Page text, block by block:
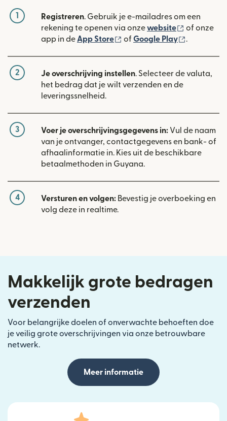
1 Registreren. Gebruik je e-mailadres om een
rekening te openen via onzewebsite (wordt
of onze
app in deApp Store (wordt geopend in een
of Google Play (wordt
.
2 Je overschrijving instellen. Selecteer de valuta,
het bedrag dat je wilt verzenden en de
leveringssnelheid.
3 Voer je overschrijvingsgegevens in: Vul de naam
van je ontvanger, contactgegevens en bank- of
afhaalinformatie in. Kies uit de beschikbare
betaalmethoden in Guyana.
4 Versturen en volgen: Bevestig je overboeking en
volg deze in realtime.
Makkelijk grote bedragen
verzenden
Voor belangrijke doelen of onverwachte behoeften doe
je veilig grote overschrijvingen via onze betrouwbare
netwerk.
Meer informatie